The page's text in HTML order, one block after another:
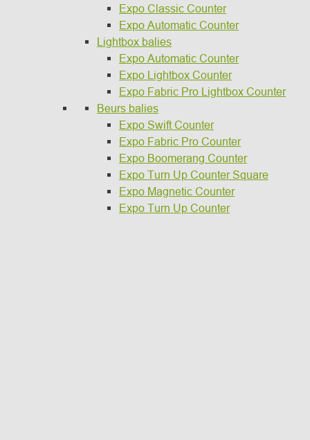
Expo Classic Counter
Expo Automatic Counter
Lightbox balies
Expo Automatic Counter
Expo Lightbox Counter
Expo Fabric Pro Lightbox Counter
Beurs balies
Expo Swift Counter
Expo Fabric Pro Counter
Expo Boomerang Counter
Expo Turn Up Counter Square
Expo Magnetic Counter
Expo Turn Up Counter